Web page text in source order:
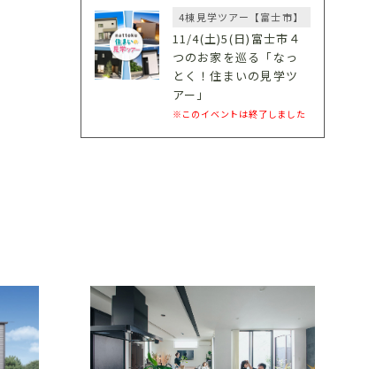
4棟見学ツアー【富士市】
11/4(土)5(日)富士市４
つのお家を巡る「なっ
とく！住まいの見学ツ
アー」
※このイベントは終了しました